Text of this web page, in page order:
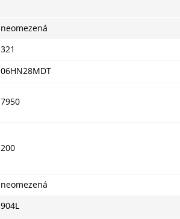
neomezená
321
06HN28MDT
7950
200
neomezená
904L